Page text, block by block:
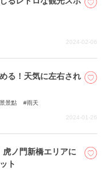
2024-02-06
る！天気に左右され
景點 雨天
2024-01-26
虎ノ門新橋エリアに
ト